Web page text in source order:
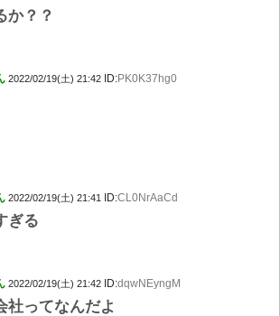
か？？
2022/02/19(土) 21:42 ID:PK0K37hg0
2022/02/19(土) 21:41 ID:CL0NrAaCd
ぎる
2022/02/19(土) 21:42 ID:dqwNEyngM
社ってなんだよ